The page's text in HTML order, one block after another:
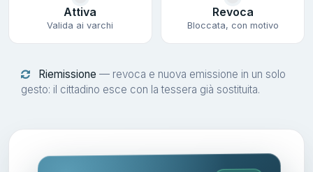
Attiva
Valida ai varchi
Revoca
Bloccata, con motivo
Riemissione — revoca e nuova emissione in un solo
gesto: il cittadino esce con la tessera già sostituita.